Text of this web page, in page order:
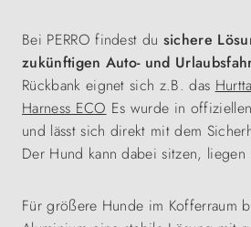
Bei PERRO findest du sichere
zukünftigen Auto- und
Rückbank eignet sich z.B. das
Harness ECO Es wurde in
und lässt sich direkt mit dem
Der Hund kann dabei sitzen,
Für größere Hunde im Kofferraum